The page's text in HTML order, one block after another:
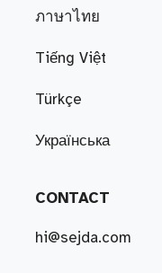
ภาษาไทย
Tiếng Việt
Türkçe
Українська
CONTACT
hi@sejda.com